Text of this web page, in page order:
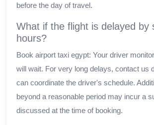
before the day of travel.
What if the flight is delayed by
hours?
Book airport taxi egypt: Your driver
will wait. For very long delays, contact us
can coordinate the driver's schedule.
beyond a reasonable period may incur a
discussed at the time of booking.